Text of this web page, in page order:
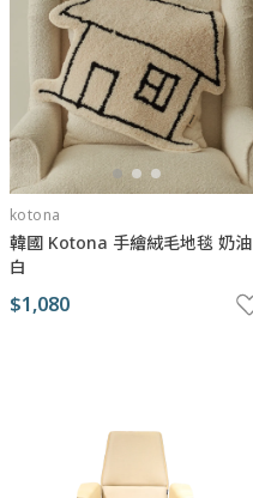
kotona
韓國 Kotona 手繪絨毛地毯 奶油
白
$1,080